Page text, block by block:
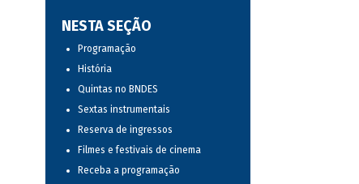
NESTA SEÇÃO
Programação
História
Quintas no BNDES
Sextas instrumentais
Reserva de ingressos
Filmes e festivais de cinema
Receba a programação